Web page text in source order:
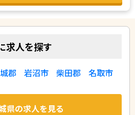
求人を探す
郡 岩沼市 柴田郡 名取市
県の求人を見る